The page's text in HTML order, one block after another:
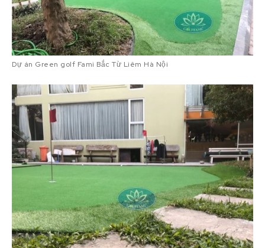
Dự án Green golf Fami Bắc Từ Liêm Hà Nội